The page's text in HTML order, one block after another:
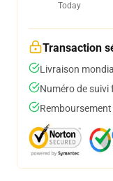
Today
Transaction
Livraison
Numéro de